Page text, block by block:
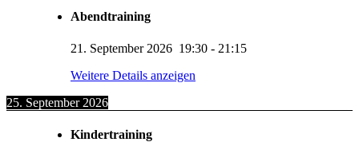
Abendtraining
21. September 2026 19:30 - 21:15
Weitere Details anzeigen
25. September 2026
Kindertraining